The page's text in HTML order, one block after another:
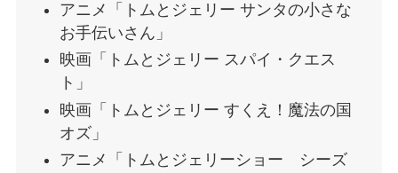
アニメ「トムとジェリー サンタの小さな
お手伝いさん」
映画「トムとジェリー スパイ・クエス
ト」
映画「トムとジェリー すくえ！魔法の国
オズ」
アニメ「トムとジェリーショー シーズ